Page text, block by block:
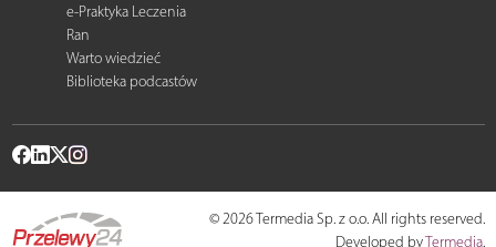
e-Praktyka Leczenia
Ran
Warto wiedzieć
Biblioteka podcastów
© 2026 Termedia Sp. z o.o. All rights reserved.
Developed byTermedia.